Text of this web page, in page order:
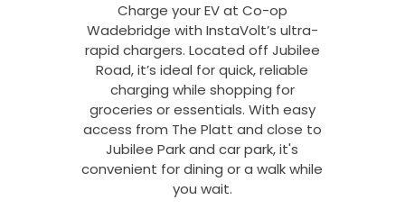
Charge your EV at Co-op
Wadebridge with InstaVolt’s ultra-
rapid chargers. Located off Jubilee
Road, it’s ideal for quick, reliable
charging while shopping for
groceries or essentials. With easy
access from The Platt and close to
Jubilee Park and car park, it's
convenient for dining or a walk while
you wait.